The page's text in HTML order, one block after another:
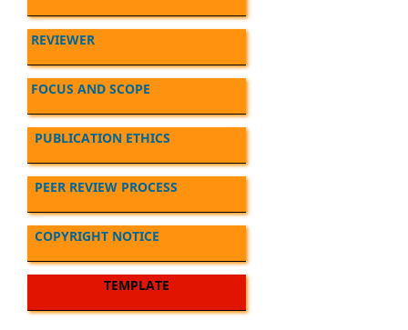
REVIEWER
FOCUS AND SCOPE
PUBLICATION ETHICS
PEER REVIEW PROCESS
COPYRIGHT NOTICE
TEMPLATE